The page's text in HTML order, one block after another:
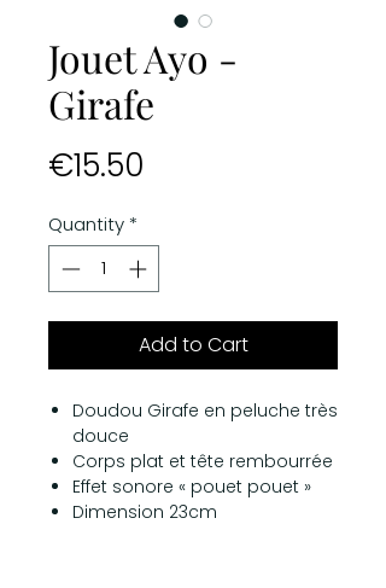
Jouet Ayo -
Girafe
€15.50
Quantity *
Add to Cart
Doudou Girafe en peluche très
douce
Corps plat et tête rembourrée
Effet sonore « pouet pouet »
Dimension 23cm